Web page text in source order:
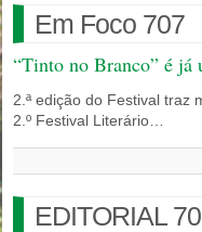
Em Foco 707
“Tinto no Branco” é já
2.ª edição do Festival traz
2.º Festival Literário…
EDITORIAL